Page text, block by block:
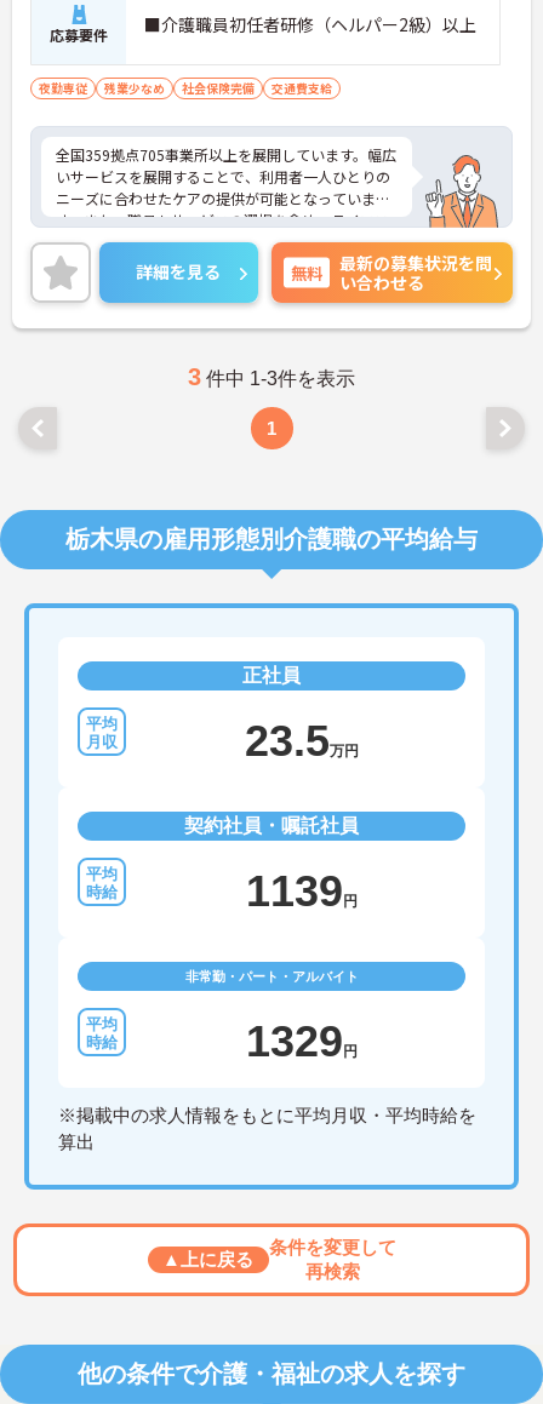
応募要件 ■介護職員初任者研修（ヘルパー2級）以上
夜勤専従 残業少なめ 社会保険完備 交通費支給
全国359拠点705事業所以上を展開しています。幅広
いサービスを展開することで、利用者一人ひとりの
ニーズに合わせたケアの提供が可能となっていま
す。また、職員もサービスの選択を含め、ライフス
タイルに合わせた働き方の選択肢が多くあります。
入社時研修はもちろん、サービス・職種ごとに研修
カリキュラムが整っており学び成長できる環境で
す。
ご興味のある方は面接対策ポイントなどお話致しま
詳細を見る 無料
最新の募集状況を問
い合わせる
3 件中 1-3件を表示
1
栃木県の雇用形態別介護職の平均給与
正社員
23.5万円
契約社員・嘱託社員
1139 円
非常勤・パート・アルバイト
1329 円
※掲載中の求人情報をもとに平均月収・平均時給を
算出
▲上に戻る
条件を変更して
再検索
他の条件で介護・福祉の求人を探す